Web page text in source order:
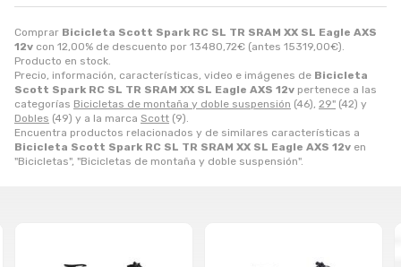
Comprar Bicicleta Scott Spark RC SL TR SRAM XX SL Eagle AXS
12v con 12,00% de descuento por 13480,72€ (antes 15319,00€).
Producto en stock.
Precio, información, características, video e imágenes de Bicicleta
Scott Spark RC SL TR SRAM XX SL Eagle AXS 12v pertenece a las
categorías Bicicletas de montaña y doble suspensión (46), 29" (42) y
Dobles (49) y a la marca Scott (9).
Encuentra productos relacionados y de similares características a
Bicicleta Scott Spark RC SL TR SRAM XX SL Eagle AXS 12v en
"Bicicletas", "Bicicletas de montaña y doble suspensión".